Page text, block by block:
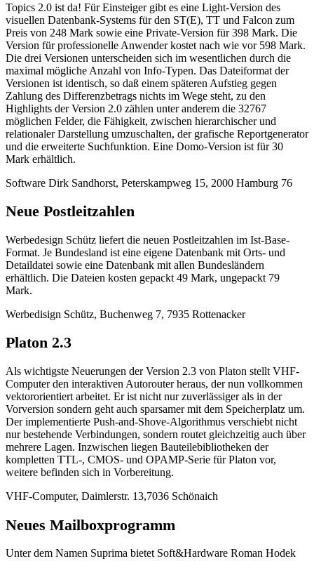
Topics 2.0 ist da! Für Einsteiger gibt es eine Light-Version des
visuellen Datenbank-Systems für den ST(E), TT und Falcon zum
Preis von 248 Mark sowie eine Private-Version für 398 Mark. Die
Version für professionelle Anwender kostet nach wie vor 598 Mark.
Die drei Versionen unterscheiden sich im wesentlichen durch die
maximal mögliche Anzahl von Info-Typen. Das Dateiformat der
Versionen ist identisch, so daß einem späteren Aufstieg gegen
Zahlung des Differenzbetrags nichts im Wege steht, zu den
Highlights der Version 2.0 zählen unter anderem die 32767
möglichen Felder, die Fähigkeit, zwischen hierarchischer und
relationaler Darstellung umzuschalten, der grafische Reportgenerator
und die erweiterte Suchfunktion. Eine Domo-Version ist für 30
Mark erhältlich.
Software Dirk Sandhorst, Peterskampweg 15, 2000 Hamburg 76
Neue Postleitzahlen
Werbedesign Schütz liefert die neuen Postleitzahlen im Ist-Base-
Format. Je Bundesland ist eine eigene Datenbank mit Orts- und
Detaildatei sowie eine Datenbank mit allen Bundesländern
erhältlich. Die Dateien kosten gepackt 49 Mark, ungepackt 79
Mark.
Werbedisign Schütz, Buchenweg 7, 7935 Rottenacker
Platon 2.3
Als wichtigste Neuerungen der Version 2.3 von Platon stellt VHF-
Computer den interaktiven Autorouter heraus, der nun vollkommen
vektororientiert arbeitet. Er ist nicht nur zuverlässiger als in der
Vorversion sondern geht auch sparsamer mit dem Speicherplatz um.
Der implementierte Push-and-Shove-Algorithmus verschiebt nicht
nur bestehende Verbindungen, sondern routet gleichzeitig auch über
mehrere Lagen. Inzwischen liegen Bauteilebibliotheken der
kompletten TTL-, CMOS- und OPAMP-Serie für Platon vor,
weitere befinden sich in Vorbereitung.
VHF-Computer, Daimlerstr. 13,7036 Schönaich
Neues Mailboxprogramm
Unter dem Namen Suprima bietet Soft&Hardware Roman Hodek